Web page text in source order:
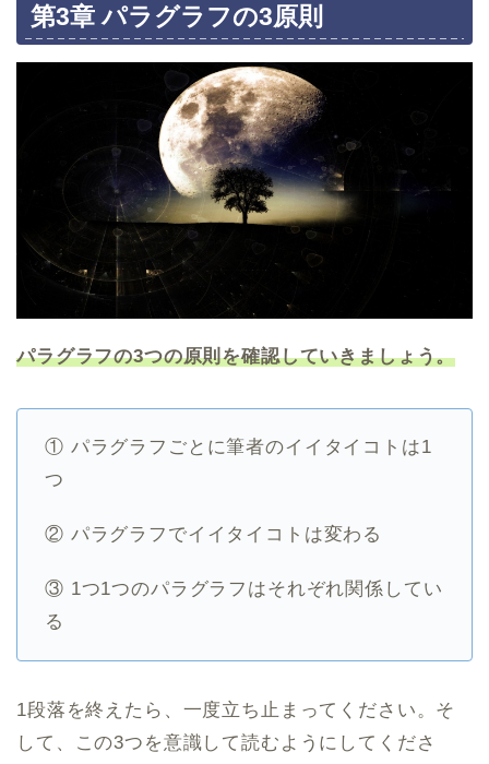
第3章 パラグラフの3原則
パラグラフの3つの原則を確認していきましょう。
① パラグラフごとに筆者のイイタイコトは1
つ
② パラグラフでイイタイコトは変わる
③ 1つ1つのパラグラフはそれぞれ関係してい
る
1段落を終えたら、一度立ち止まってください。そ
して、この3つを意識して読むようにしてくださ